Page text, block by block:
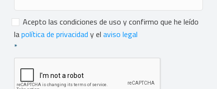
Consentimiento*
Acepto las condiciones de uso y confirmo que he leído
lapolítica de privacidad y el aviso legal
*